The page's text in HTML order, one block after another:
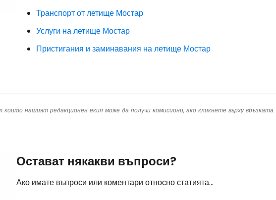
Транспорт от летище Мостар
Услуги на летище Мостар
Пристигания и заминавания на летище Мостар
нашият редакционен екип може да получи комисиони, ако кликнете върху
Остават някакви въпроси?
Ако имате въпроси или коментари относно статията...